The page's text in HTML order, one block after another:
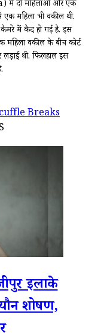
में दो महिलाओं और एक
महिला भी वकील थी.
कैमरे में कैद हो गई है. इस
वकील के बीच कोर्ट
लड़ाई थी. फिलहाल इस
Breaks
इलाके
शोषण,